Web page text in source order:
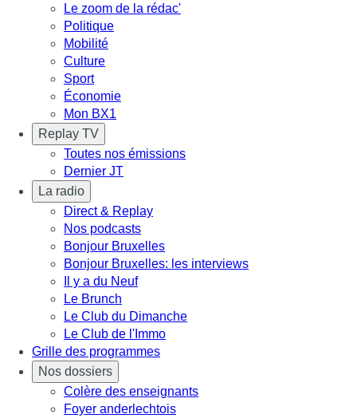
Le zoom de la rédac'
Politique
Mobilité
Culture
Sport
Économie
Mon BX1
Replay TV
Toutes nos émissions
Dernier JT
La radio
Direct & Replay
Nos podcasts
Bonjour Bruxelles
Bonjour Bruxelles: les interviews
Il y a du Neuf
Le Brunch
Le Club du Dimanche
Le Club de l'Immo
Grille des programmes
Nos dossiers
Colère des enseignants
Foyer anderlechtois